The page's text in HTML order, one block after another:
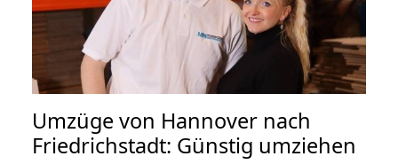
Umzüge von Hannover nach
Friedrichstadt: Günstig umziehen